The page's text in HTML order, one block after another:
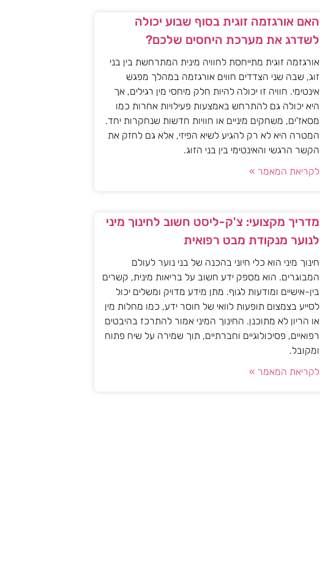
האם אורגזמה זוגית בסוף שבוע יכולה
לשדרג את מערכת היחסים שלכם?
אורגזמה זוגית מתייחסת לחוויה מינית המתרחשת בין בני
זוג, שבה שני הצדדים חווים אורגזמה במהלך מפגש
אינטימי. חוויה זו יכולה להיות חלק מיחסי מין רגילים, אך
היא יכולה גם להתרחש באמצעות פעילויות אחרות כמו
מסאז'ים, משחקים מיניים או חוויות חדשות שנחקרות יחד.
המטרה היא לא רק להגיע לשיא הפיזי, אלא גם לחזק את
הקשר הרגשי והאינטימי בין בני הזוג.
לקריאת המאמר »
מדריך מקצועי: צ'ק-ליסט חשוב לחינוך מיני
לנוער מנקודת מבט רפואית
חינוך מיני הוא כלי חיוני בהכנה של בני נוער לעולם
המבוגרים. הוא מספק ידע חשוב על בריאות מינית, קשרים
בין-אישיים ומודעות לגוף. מתן מידע מדויק ומשלים יכול
לסייע בצמצום תופעות לוואי של חוסר ידע, כמו מחלות מין
או הריון לא מתוכנן. החינוך המיני אמור להתרכז בהיבטים
רפואיים, פסיכולוגיים וחברתיים, תוך שמירה על שיח פתוח
ומקובל.
לקריאת המאמר »